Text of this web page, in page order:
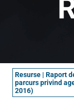
Resurse | Raport
parcurs privind
2016)